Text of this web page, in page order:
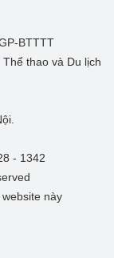
BTTTT
thao và Du lịch
- 1342
này